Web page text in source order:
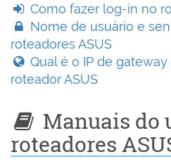
Como fazer log-in no
Nome de usuário e
roteadores ASUS
Qual é o IP de
roteador ASUS
Manuais do
roteadores